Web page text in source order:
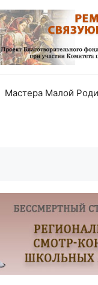
Мастера Малой